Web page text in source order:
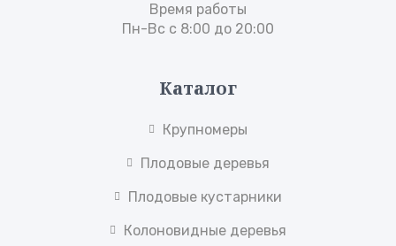
Время работы
Пн-Вс с 8:00 до 20:00
Каталог
Крупномеры
Плодовые деревья
Плодовые кустарники
Колоновидные деревья